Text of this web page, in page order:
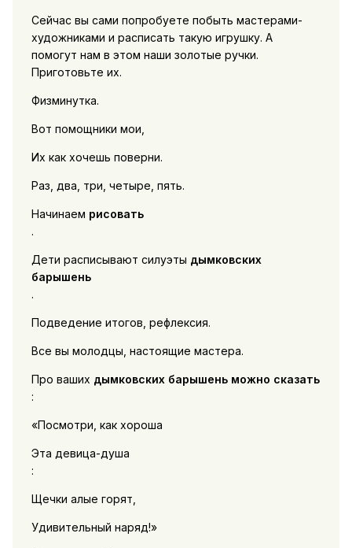
Сейчас вы сами попробуете побыть мастерами-
художниками и расписать такую игрушку. А
помогут нам в этом наши золотые ручки.
Приготовьте их.
Физминутка.
Вот помощники мои,
Их как хочешь поверни.
Раз, два, три, четыре, пять.
Начинаем рисовать
.
Дети расписывают силуэты дымковских
барышень
.
Подведение итогов, рефлексия.
Все вы молодцы, настоящие мастера.
Про ваших дымковских барышень можно сказать
:
«Посмотри, как хороша
Эта девица-душа
:
Щечки алые горят,
Удивительный наряд!»